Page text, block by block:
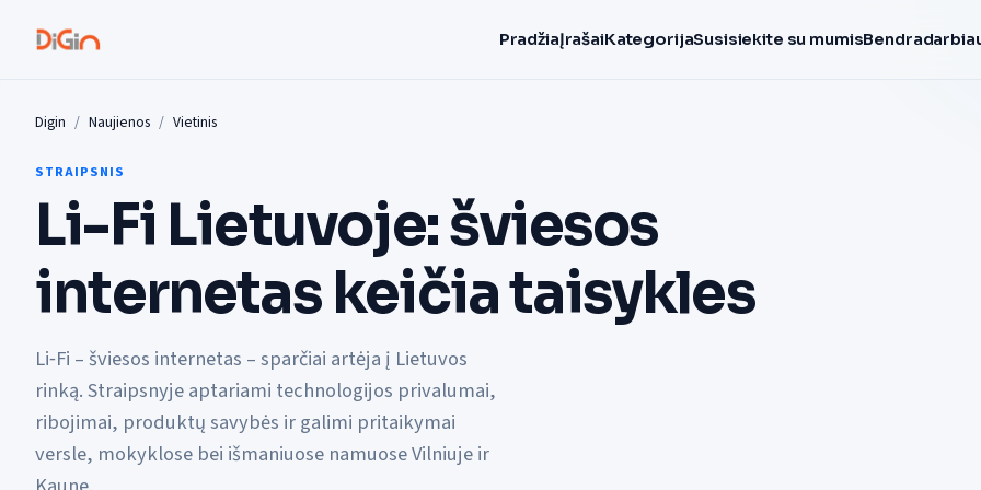
PradžiaĮrašaiKategorijaSusisiekite su mumis
Digin Naujienos Vietinis
STRAIPSNIS
Li-Fi Lietuvoje: šviesos
internetas keičia taisykles
Li‑Fi – šviesos internetas – sparčiai artėja į Lietuvos
rinką. Straipsnyje aptariami technologijos privalumai,
ribojimai, produktų savybės ir galimi pritaikymai
versle, mokyklose bei išmaniuose namuose Vilniuje ir